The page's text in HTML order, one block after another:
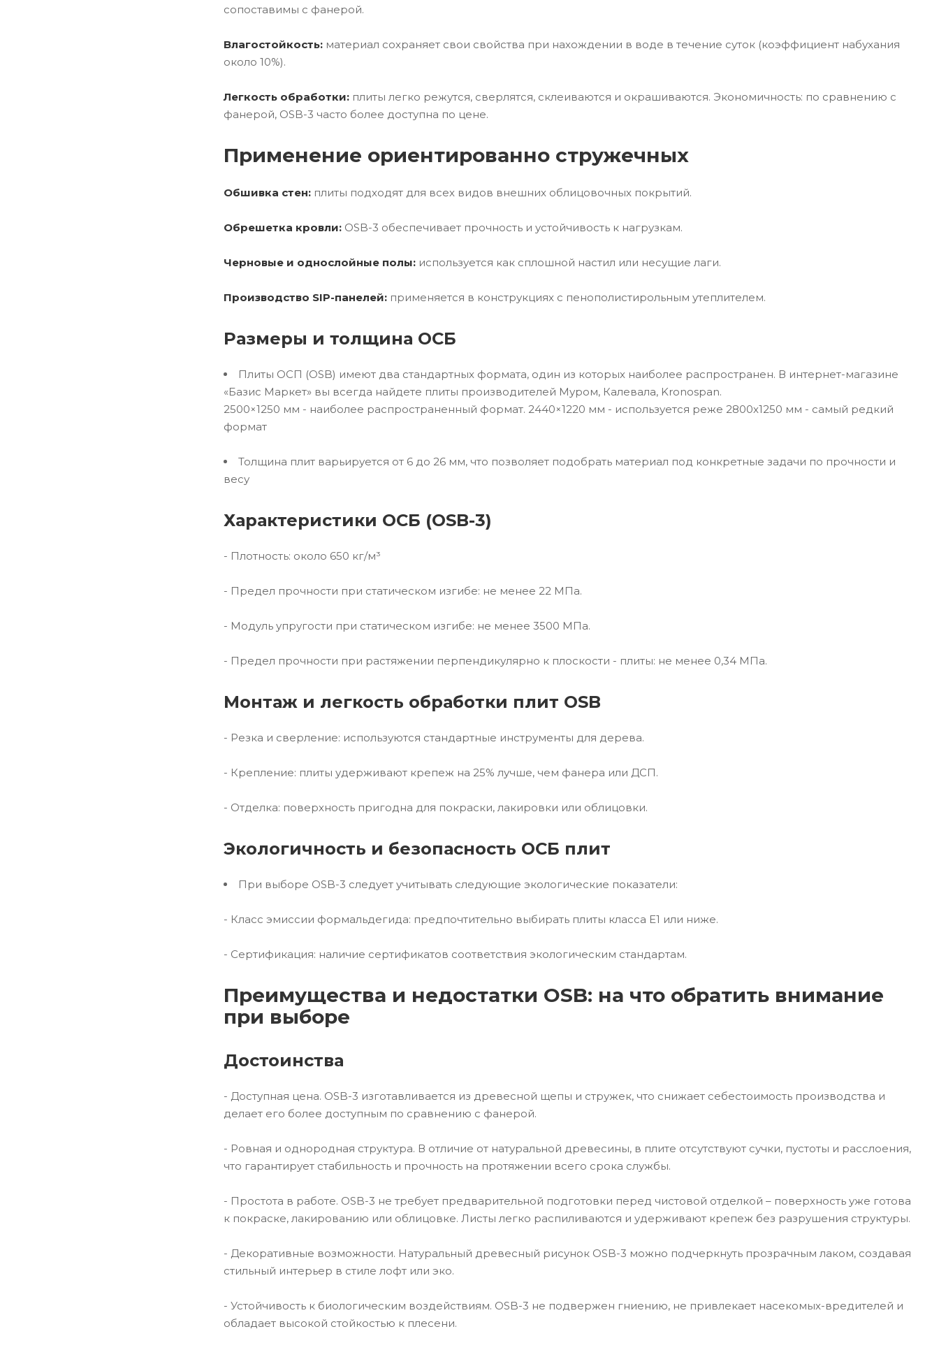
сопоставимы с фанерой.
Влагостойкость: материал сохраняет свои свойства при нахождении в воде в течение суток (коэффициент набухания
около 10%).
Легкость обработки: плиты легко режутся, сверлятся, склеиваются и окрашиваются. Экономичность: по сравнению с
фанерой, OSB-3 часто более доступна по цене.
Применение ориентированно стружечных
Обшивка стен: плиты подходят для всех видов внешних облицовочных покрытий.
Обрешетка кровли: OSB-3 обеспечивает прочность и устойчивость к нагрузкам.
Черновые и однослойные полы: используется как сплошной настил или несущие лаги.
Производство SIP-панелей: применяется в конструкциях с пенополистирольным утеплителем.
Размеры и толщина ОСБ
Плиты ОСП (OSB) имеют два стандартных формата, один из которых наиболее распространен. В интернет-магазине
«Базис Маркет» вы всегда найдете плиты производителей Муром, Калевала, Kronospan.
2500×1250 мм - наиболее распространенный формат. 2440×1220 мм - используется реже 2800х1250 мм - самый редкий
формат
Толщина плит варьируется от 6 до 26 мм, что позволяет подобрать материал под конкретные задачи по прочности и
весу
Характеристики ОСБ (OSB-3)
- Плотность: около 650 кг/м³
- Предел прочности при статическом изгибе: не менее 22 МПа.
- Модуль упругости при статическом изгибе: не менее 3500 МПа.
- Предел прочности при растяжении перпендикулярно к плоскости - плиты: не менее 0,34 МПа.
Монтаж и легкость обработки плит OSB
- Резка и сверление: используются стандартные инструменты для дерева.
- Крепление: плиты удерживают крепеж на 25% лучше, чем фанера или ДСП.
- Отделка: поверхность пригодна для покраски, лакировки или облицовки.
Экологичность и безопасность ОСБ плит
При выборе OSB-3 следует учитывать следующие экологические показатели:
- Класс эмиссии формальдегида: предпочтительно выбирать плиты класса E1 или ниже.
- Сертификация: наличие сертификатов соответствия экологическим стандартам.
Преимущества и недостатки OSB: на что обратить внимание
при выборе
Достоинства
- Доступная цена. OSB-3 изготавливается из древесной щепы и стружек, что снижает себестоимость производства и
делает его более доступным по сравнению с фанерой.
- Ровная и однородная структура. В отличие от натуральной древесины, в плите отсутствуют сучки, пустоты и расслоения,
что гарантирует стабильность и прочность на протяжении всего срока службы.
- Простота в работе. OSB-3 не требует предварительной подготовки перед чистовой отделкой – поверхность уже готова
к покраске, лакированию или облицовке. Листы легко распиливаются и удерживают крепеж без разрушения структуры.
- Декоративные возможности. Натуральный древесный рисунок OSB-3 можно подчеркнуть прозрачным лаком, создавая
стильный интерьер в стиле лофт или эко.
- Устойчивость к биологическим воздействиям. OSB-3 не подвержен гниению, не привлекает насекомых-вредителей и
обладает высокой стойкостью к плесени.